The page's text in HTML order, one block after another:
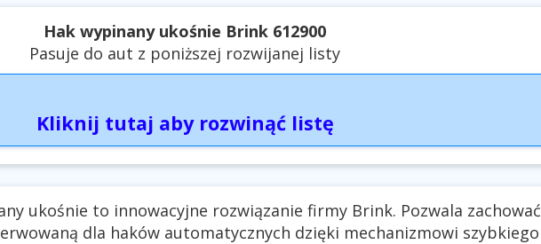
Hak wypinany ukośnie Brink 612900
Pasuje do aut z poniższej rozwijanej listy
Kliknij tutaj aby rozwinąć listę
ukośnie to innowacyjne rozwiązanie firmy Brink. Pozwala zachować
dla haków automatycznych dzięki mechanizmowi szybkiego